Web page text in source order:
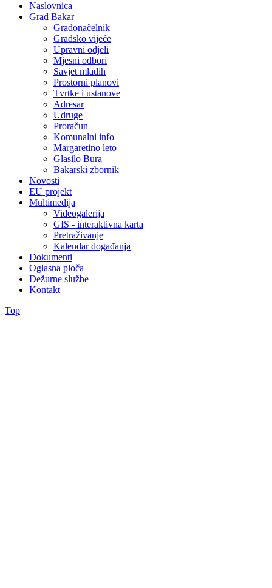
Naslovnica
Grad Bakar
Gradonačelnik
Gradsko vijeće
Upravni odjeli
Mjesni odbori
Savjet mladih
Prostorni planovi
Tvrtke i ustanove
Adresar
Udruge
Proračun
Komunalni info
Margaretino leto
Glasilo Bura
Bakarski zbornik
Novosti
EU projekt
Multimedija
Videogalerija
GIS - interaktivna karta
Pretraživanje
Kalendar događanja
Dokumenti
Oglasna ploča
Dežurne službe
Kontakt
Top